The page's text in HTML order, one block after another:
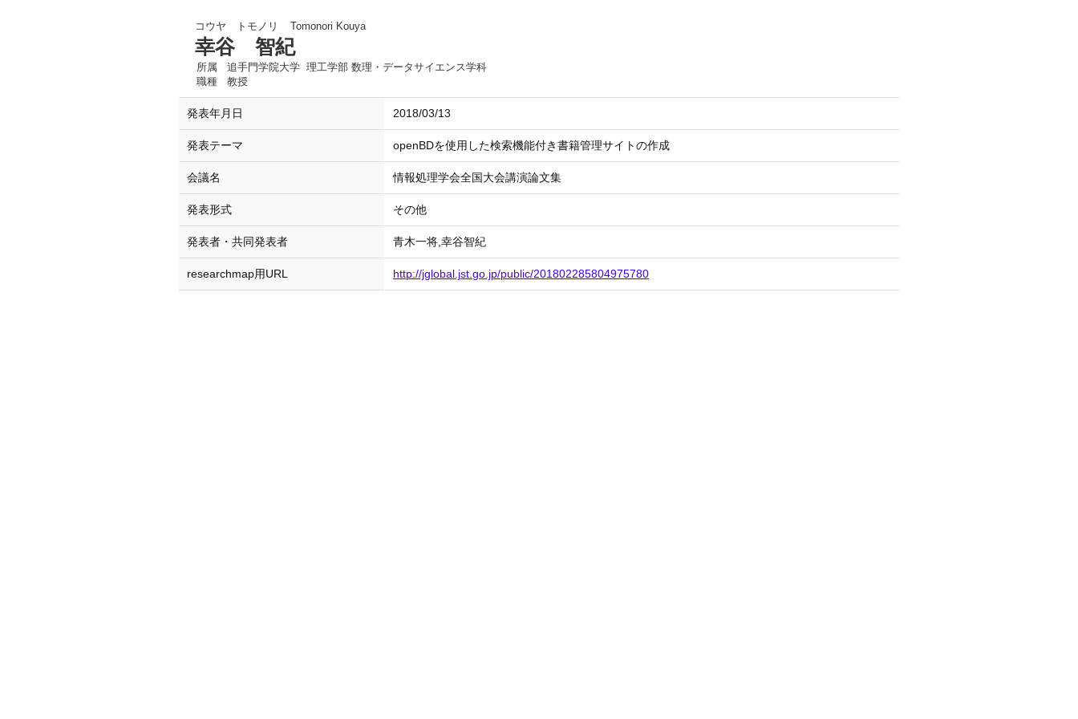
コウヤ トモノリ Tomonori Kouya
幸谷 智紀
所属
追手門学院大学 理工学部 数理・データサイエンス学科
職種
教授
発表年月日 2018/03/13
発表テーマ openBDを使用した検索機能付き書籍管理サイトの作成
会議名 情報処理学会全国大会講演論文集
発表形式 その他
発表者・共同発表者 青木一将,幸谷智紀
researchmap用URL http://jglobal.jst.go.jp/public/201802285804975780